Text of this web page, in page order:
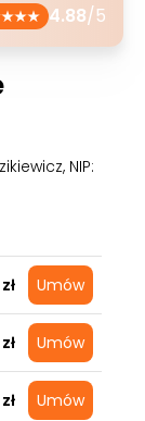
4.88/5
NIP:
Umów
Umów
Umów